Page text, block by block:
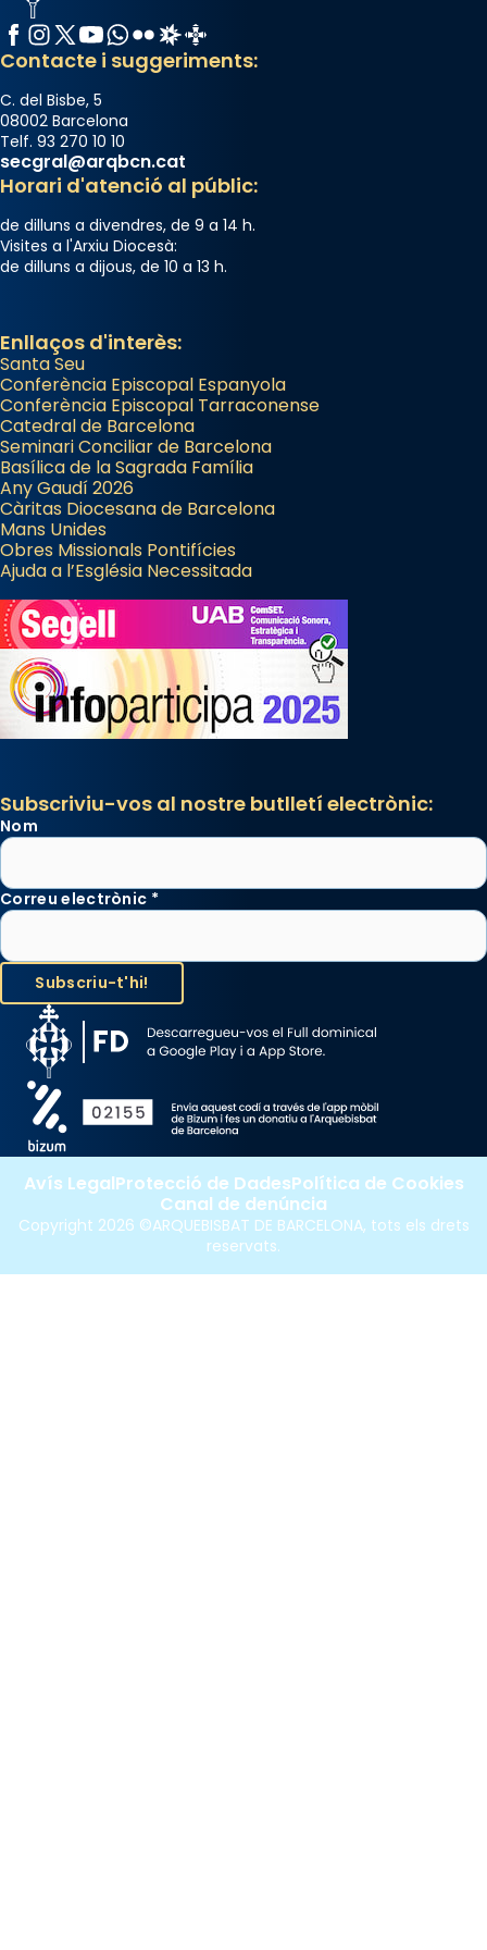
Facebook
Instagram
X / Twitter
YouTube
WhatsApp
FlickrRadio Estel
Catalunya Cristiana
Contacte i suggeriments:
C. del Bisbe, 5
08002 Barcelona
Telf. 93 270 10 10
secgral@arqbcn.cat
Horari d'atenció al públic:
de dilluns a divendres, de 9 a 14 h.
Visites a l'Arxiu Diocesà:
de dilluns a dijous, de 10 a 13 h.
Enllaços d'interès:
Santa Seu
Conferència Episcopal Espanyola
Conferència Episcopal Tarraconense
Catedral de Barcelona
Seminari Conciliar de Barcelona
Basílica de la Sagrada Família
Any Gaudí 2026
Càritas Diocesana de Barcelona
Mans Unides
Obres Missionals Pontifícies
Ajuda a l’Església Necessitada
Subscriviu-vos al nostre butlletí electrònic:
Nom
Correu electrònic *
Copyright 2026 ©ARQUEBISBAT DE BARCELONA, tots els drets
reservats.
Avís LegalProtecció de DadesPolítica de Cookies
Canal de denúncia